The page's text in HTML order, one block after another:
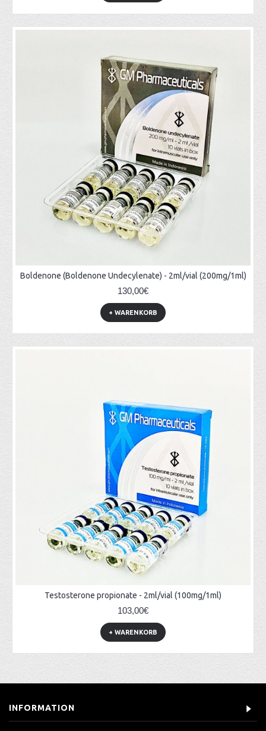
Boldenone (Boldenone Undecylenate) - 2ml/vial (200mg/1ml)
130,00€
+ WARENKORB
Testosterone propionate - 2ml/vial (100mg/1ml)
103,00€
+ WARENKORB
INFORMATION